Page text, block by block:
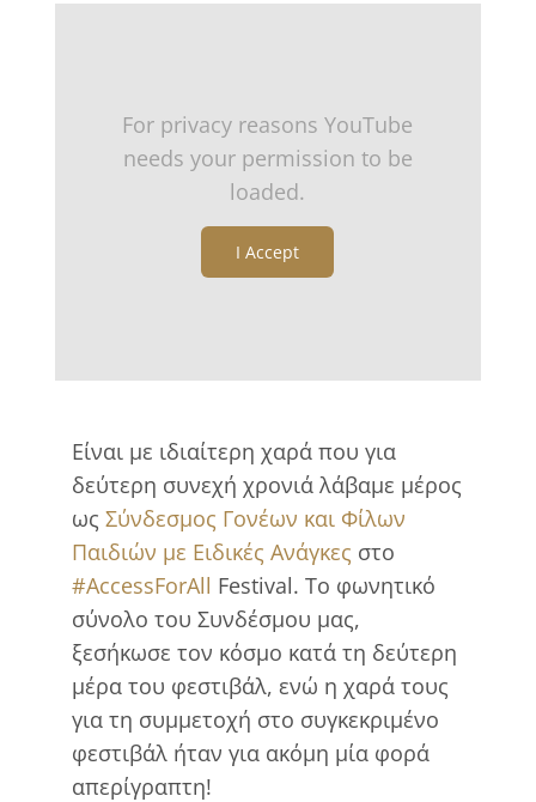
For privacy reasons YouTube
needs your permission to be
loaded.
I Accept
Είναι με ιδιαίτερη χαρά που για
δεύτερη συνεχή χρονιά λάβαμε μέρος
ως Σύνδεσμος Γονέων και Φίλων
Παιδιών με Ειδικές Ανάγκες στο
#AccessForAll Festival. Το φωνητικό
σύνολο του Συνδέσμου μας,
ξεσήκωσε τον κόσμο κατά τη δεύτερη
μέρα του φεστιβάλ, ενώ η χαρά τους
για τη συμμετοχή στο συγκεκριμένο
φεστιβάλ ήταν για ακόμη μία φορά
απερίγραπτη!